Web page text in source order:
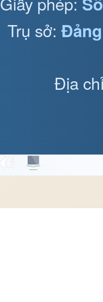
Trụ sở:
Địa